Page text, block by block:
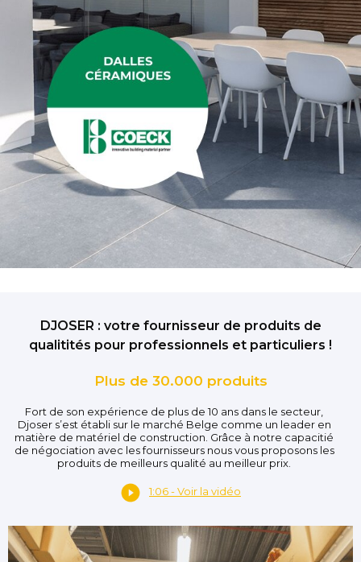
DJOSER : votre fournisseur de produits de
qualitités pour professionnels et particuliers !
Plus de 30.000 produits
Fort de son expérience de plus de 10 ans dans le secteur,
Djoser s’est établi sur le marché Belge comme un leader en
matière de matériel de construction. Grâce à notre capacitié
de négociation avec les fournisseurs nous vous proposons les
produits de meilleurs qualité au meilleur prix.
1:06 - Voir la vidéo